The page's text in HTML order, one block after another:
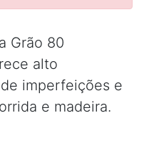
Grão 80
alto
imperfeições e
e madeira.